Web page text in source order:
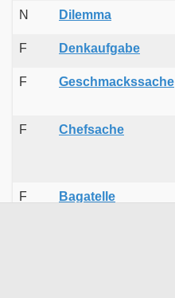
N Dilemma
F Denkaufgabe
F Geschmackssache
F Chefsache
F Bagatelle